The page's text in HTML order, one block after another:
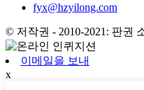
fyx@hzyilong.com
© 저작권 - 2010-2021: 판권
이메일을 보내
x